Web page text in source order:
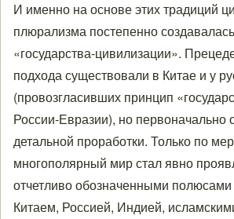
И именно на основе этих традиций
плюрализма постепенно
«государства-цивилизации».
подхода существовали в Китае и у
(провозгласивших принцип
России-Евразии), но первоначально
детальной проработки. Только по
многополярный мир стал явно
отчетливо обозначенными
Китаем, Россией, Индией,